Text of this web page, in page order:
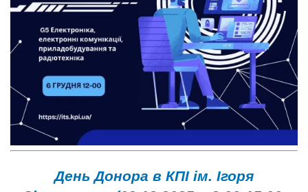
День Донора в КПІ ім. Ігоря